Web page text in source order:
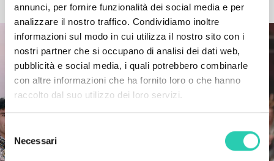
annunci, per fornire funzionalità dei social media e per
analizzare il nostro traffico. Condividiamo inoltre
informazioni sul modo in cui utilizza il nostro sito con i
nostri partner che si occupano di analisi dei dati web,
pubblicità e social media, i quali potrebbero combinarle
con altre informazioni che ha fornito loro o che hanno
raccolto dal suo utilizzo dei loro servizi.
del
consenso
Necessari